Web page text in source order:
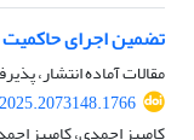
تضمین اجرای
مقالات آماده انتشار،